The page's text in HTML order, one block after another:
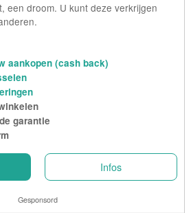
een droom. U kunt deze verkrijgen
aankopen (cash back)
garantie
Infos
Gesponsord